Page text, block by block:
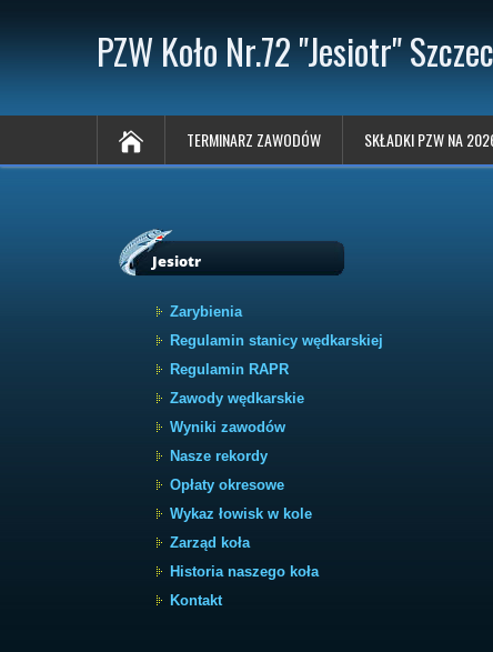
PZW Koło Nr.72 "Jesiotr"
TERMINARZ ZAWODÓW SKŁADKI PZW NA
Jesiotr
Zarybienia
Regulamin stanicy wędkarskiej
Regulamin RAPR
Zawody wędkarskie
Wyniki zawodów
Nasze rekordy
Opłaty okresowe
Wykaz łowisk w kole
Zarząd koła
Historia naszego koła
Kontakt